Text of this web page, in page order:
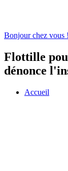
Bonjour chez vous !
Flottille
dénonce
Accueil